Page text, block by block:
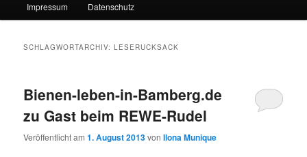
Impressum Datenschutz
SCHLAGWORTARCHIV:LESERUCKSACK
Bienen-leben-in-Bamberg.de
zu Gast beim REWE-Rudel
Veröffentlicht am1. August 2013vonIlona Munique